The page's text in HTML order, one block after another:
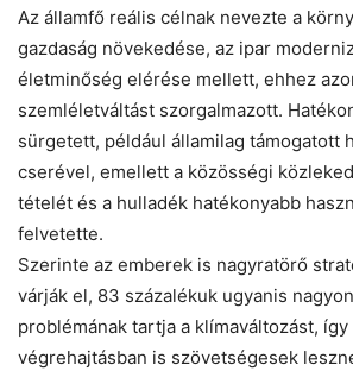
Az államfő reális célnak nevezte a
gazdaság növekedése, az ipar
életminőség elérése mellett, ehhez
szemléletváltást szorgalmazott.
sürgetett, például államilag támogatott
cserével, emellett a közösségi
tételét és a hulladék hatékonyabb
felvetette.
Szerinte az emberek is nagyratörő
várják el, 83 százalékuk ugyanis
problémának tartja a klímaváltozást,
végrehajtásban is szövetségesek